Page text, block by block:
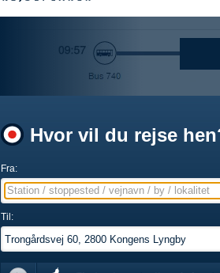
Hvor vil du rejse
Fra:
Station / stoppested / vejnavn / by / lokalitet
Til: